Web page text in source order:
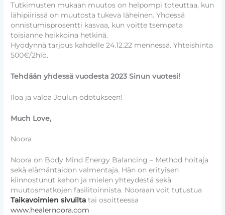
Tutkimusten mukaan muutos on helpompi toteuttaa, kun
lähipiirissä on muutosta tukeva läheinen. Yhdessä
onnistumisprosentti kasvaa, kun voitte tsempata
toisianne heikkoina hetkinä.
Hyödynnä tarjous kahdelle 24.12.22 mennessä. Yhteishinta
500€/2hlö.
Tehdään yhdessä vuodesta 2023 Sinun vuotesi!
Iloa ja valoa Joulun odotukseen!
Much Love,
Noora
Noora on Body Mind Energy Balancing – Method hoitaja
sekä elämäntaidon valmentaja. Hän on erityisen
kiinnostunut kehon ja mielen yhteydestä sekä
muutosmatkojen fasilitoinnista. Nooraan voit tutustua
Taikavoimien sivuilta tai osoitteessa
www.healernoora.com